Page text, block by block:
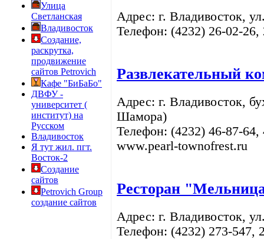
Улица
Светланская
Владивосток
Создание,
раскрутка,
продвижение
сайтов Petrovich
Кафе "БиБаБо"
ДВФУ -
университет (
институт) на
Русском
Владивосток
Я тут жил. пгт.
Восток-2
Создание
сайтов
Petrovich Group
создание сайтов
Адрес: г. Владивосток,
Телефон: (4232) 26-02-26,
Развлекательный
Адрес: г. Владивосток,
Шамора)
Телефон: (4232) 46-87-64,
www.pearl-townofrest.ru
Ресторан
Адрес: г. Владивосток,
Телефон: (4232) 273-547,